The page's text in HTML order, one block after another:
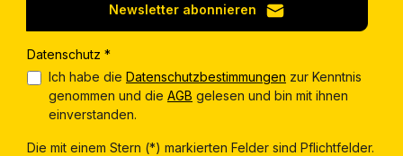
Newsletter abonnieren
Datenschutz *
Ich habe die Datenschutzbestimmungen zur Kenntnis
genommen und die AGB gelesen und bin mit ihnen
einverstanden.
Die mit einem Stern (*) markierten Felder sind Pflichtfelder.